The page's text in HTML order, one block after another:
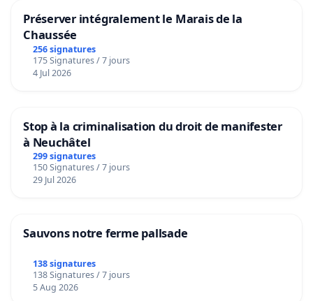
Préserver intégralement le Marais de la
Chaussée
256 signatures
175 Signatures / 7 jours
4 Jul 2026
Stop à la criminalisation du droit de manifester
à Neuchâtel
299 signatures
150 Signatures / 7 jours
29 Jul 2026
Sauvons notre ferme pallsade
138 signatures
138 Signatures / 7 jours
5 Aug 2026